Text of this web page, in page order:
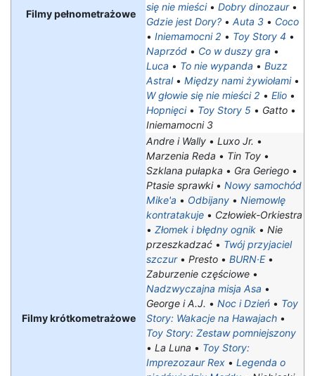
Filmy pełnometrażowe
się nie mieści• Dobry dinozaur•
Gdzie jest Dory? • Auta 3 • Coco
• Iniemamocni 2 • Toy Story 4 •
Naprzód • Co w duszy gra •
Luca • To nie wypanda • Buzz
Astral• Między nami żywiołami•
W głowie się nie mieści 2 • Elio •
Hopnięci• Toy Story 5 • Gatto •
Iniemamocni 3
Filmy krótkometrażowe
Andre i Wally • Luxo Jr. •
Marzenia Reda • Tin Toy •
Szklana pułapka • Gra Geriego •
Ptasie sprawki• Nowy samochód
Mike'a • Odbijany • Niemowlę
kontratakuje • Człowiek-Orkiestra
• Złomek i błędny ognik • Nie
przeszkadzać • Twój przyjaciel
szczur• Presto • BURN·E•
Zaburzenie częściowe •
Nadzwyczajna misja Asa •
George i A.J. • Noc i Dzień • Toy
Story: Wakacje na Hawajach •
Toy Story: Zestaw pomniejszony
• La Luna • Toy Story:
Imprezozaur Rex • Legenda o